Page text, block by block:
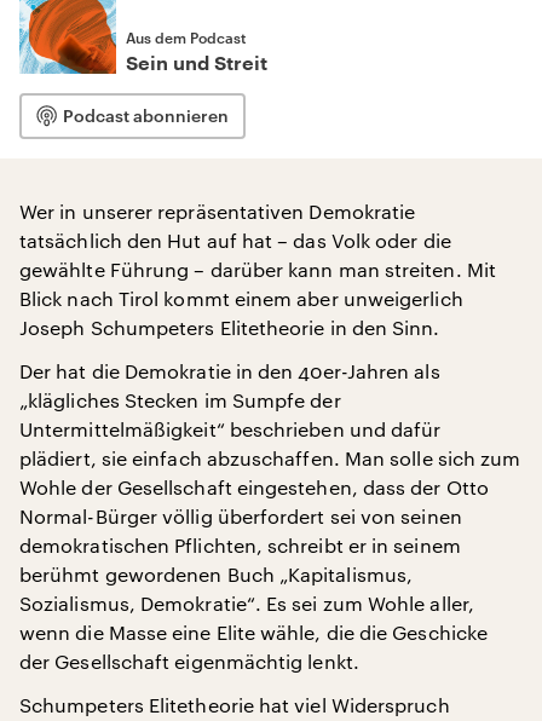
Aus dem Podcast
Sein und Streit
Podcast abonnieren
Wer in unserer repräsentativen Demokratie
tatsächlich den Hut auf hat – das Volk oder die
gewählte Führung – darüber kann man streiten. Mit
Blick nach Tirol kommt einem aber unweigerlich
Joseph Schumpeters Elitetheorie in den Sinn.
Der hat die Demokratie in den 40er-Jahren als
„klägliches Stecken im Sumpfe der
Untermittelmäßigkeit“ beschrieben und dafür
plädiert, sie einfach abzuschaffen. Man solle sich zum
Wohle der Gesellschaft eingestehen, dass der Otto
Normal-Bürger völlig überfordert sei von seinen
demokratischen Pflichten, schreibt er in seinem
berühmt gewordenen Buch „Kapitalismus,
Sozialismus, Demokratie“. Es sei zum Wohle aller,
wenn die Masse eine Elite wähle, die die Geschicke
der Gesellschaft eigenmächtig lenkt.
Schumpeters Elitetheorie hat viel Widerspruch